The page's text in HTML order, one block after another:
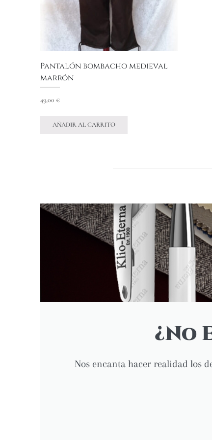
Pantalón bombacho medieval
marrón
49,00 €
AÑADIR AL CARRITO
¿No
Nos encanta hacer realidad los